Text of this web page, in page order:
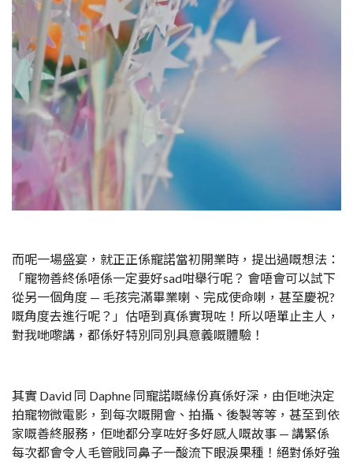
而呢一場盛宴，就正正係寵諾當初開業時，提出過嘅想法：
「寵物善終係唔係一定要好sad咁舉行呢？ 會唔會可以試下
從另一個角度 — 毛孩完滿畢業喇、完成使命喇，甚至慶祝?
嘅角度去進行呢？」估唔到真係實現咗！所以唔單止主人，
對我哋嚟講，都係好特別同別具意義嘅體驗！
其實 David 同 Daphne 同寵諾嘅緣份真係好深，由佢哋決定
拍寵物微電影，到每次嘅開會、拍攝、後製等等，甚至到依
家嘅善終服務，佢哋都分享咗好多好感人嘅故事 — 講緊係
每次都會令人毛管戙同鼻子一酸流下眼淚果種！絕對係好強